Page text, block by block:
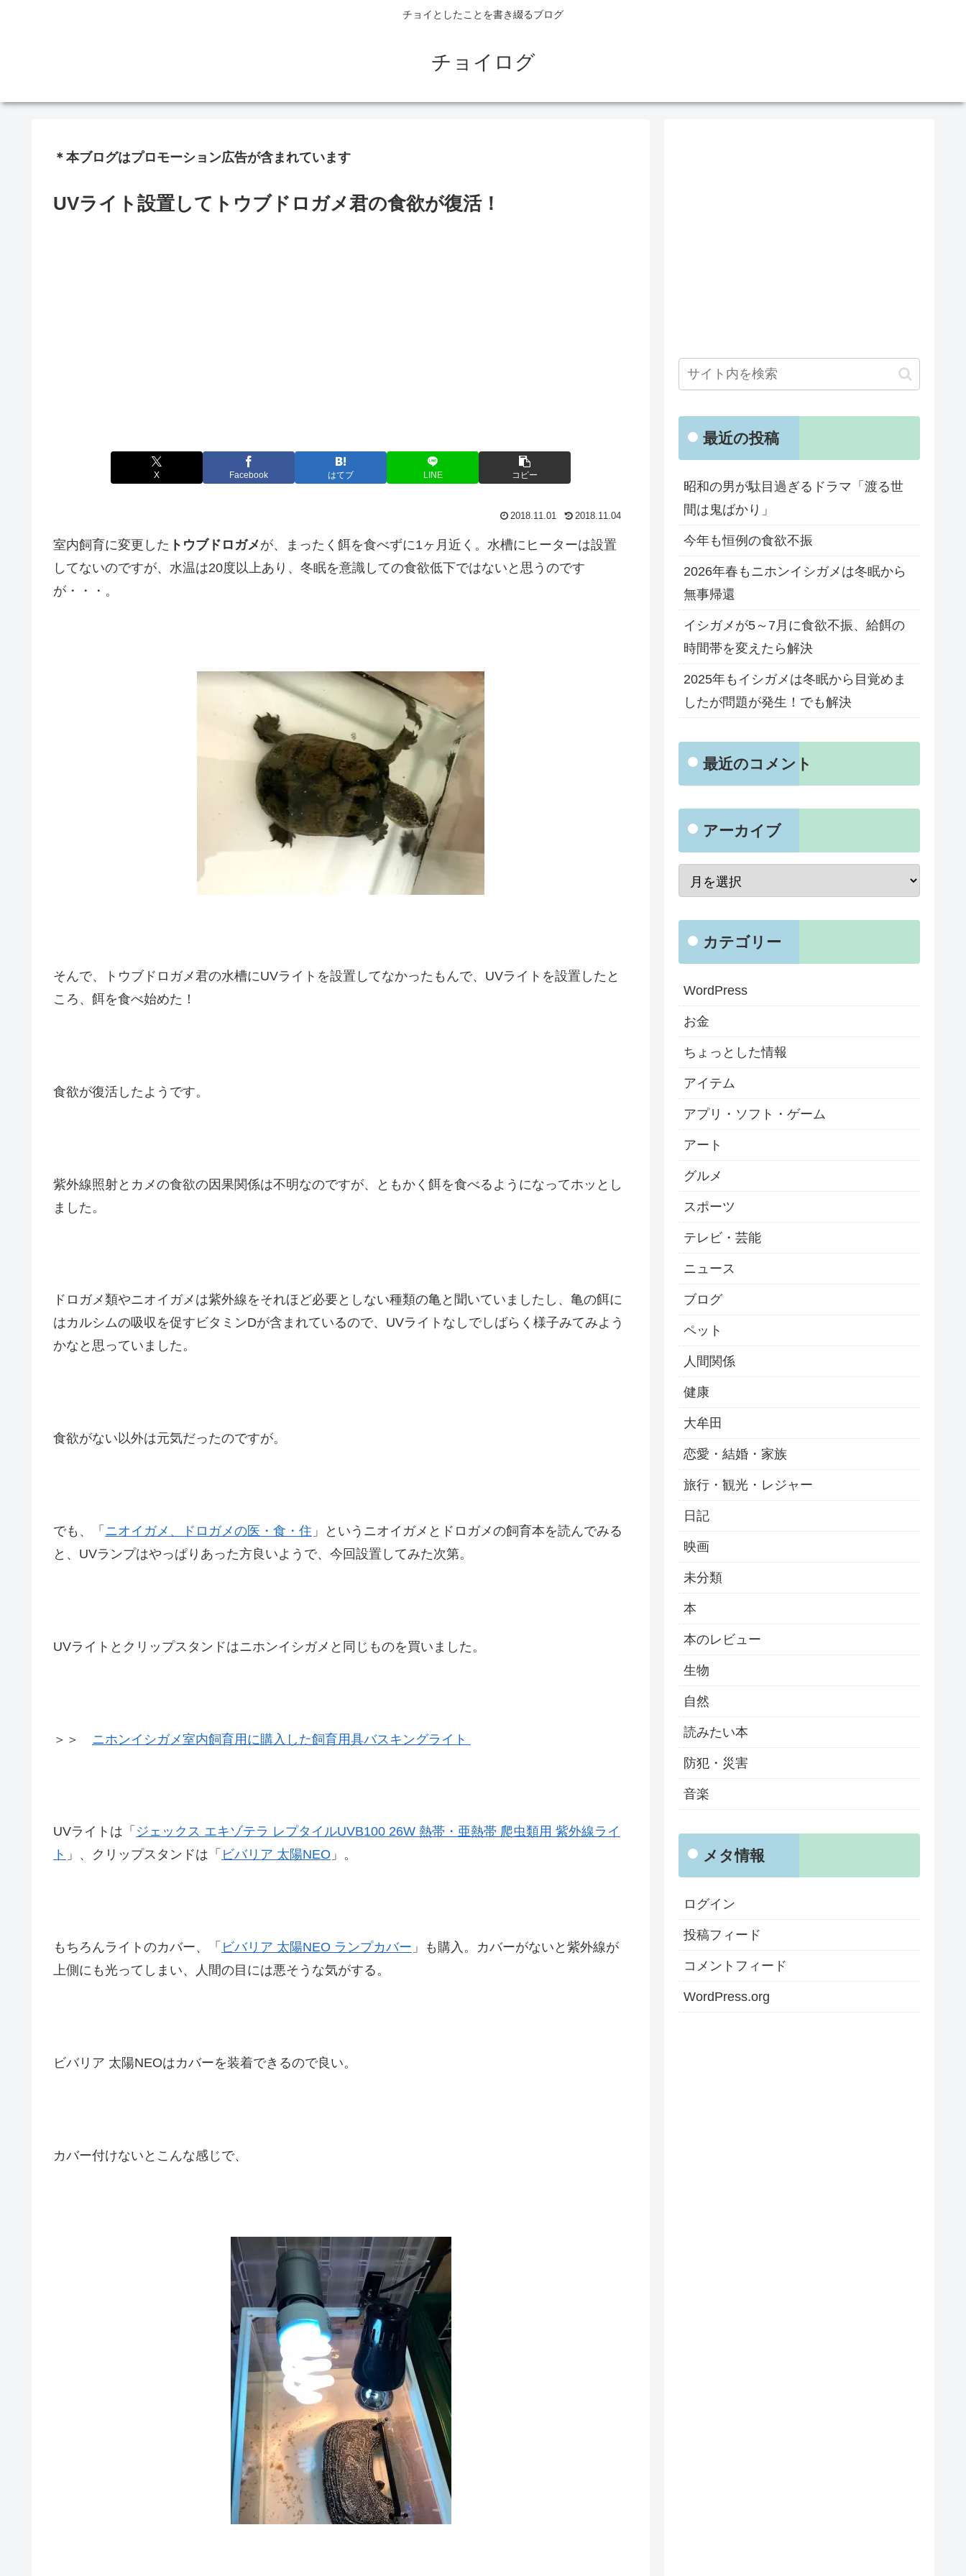
チョイとしたことを書き綴るブログ
チョイログ
＊本ブログはプロモーション広告が含まれています
UVライト設置してトウブドロガメ君の食欲が復活！
X Facebook はてブ LINE コピー
2018.11.01 2018.11.04
室内飼育に変更した トウブドロガメが、まったく餌を食べずに1ヶ月近く。水槽にヒーターは設置
してないのですが、水温は20度以上あり、冬眠を意識しての食欲低下ではないと思うのです
が・・・。
そんで、トウブドロガメ君の水槽にUVライトを設置してなかったもんで、UVライトを設置したと
ころ、餌を食べ始めた！
食欲が復活したようです。
紫外線照射とカメの食欲の因果関係は不明なのですが、ともかく餌を食べるようになってホッとし
ました。
ドロガメ類やニオイガメは紫外線をそれほど必要としない種類の亀と聞いていましたし、亀の餌に
はカルシムの吸収を促すビタミンDが含まれているので、UVライトなしでしばらく様子みてみよう
かなと思っていました。
食欲がない以外は元気だったのですが。
でも、「 ニオイガメ、ドロガメの医・食・住 」というニオイガメとドロガメの飼育本を読んでみる
と、UVランプはやっぱりあった方良いようで、今回設置してみた次第。
UVライトとクリップスタンドはニホンイシガメと同じものを買いました。
＞＞ ニホンイシガメ室内飼育用に購入した飼育用具バスキングライト
UVライトは「 ジェックス エキゾテラ レプタイルUVB100 26W 熱帯・亜熱帯 爬虫類用 紫外線ライ
ト 」、クリップスタンドは「 ビバリア 太陽NEO 」。
もちろんライトのカバー、「 ビバリア 太陽NEO ランプカバー 」も購入。カバーがないと紫外線が
上側にも光ってしまい、人間の目には悪そうな気がする。
ビバリア 太陽NEOはカバーを装着できるので良い。
カバー付けないとこんな感じで、
最近の投稿
昭和の男が駄目過ぎるドラマ「渡る世
間は鬼ばかり」
今年も恒例の食欲不振
2026年春もニホンイシガメは冬眠から
無事帰還
イシガメが5～7月に食欲不振、給餌の
時間帯を変えたら解決
2025年もイシガメは冬眠から目覚めま
したが問題が発生！でも解決
最近のコメント
アーカイブ
カテゴリー
WordPress
お金
ちょっとした情報
アイテム
アプリ・ソフト・ゲーム
アート
グルメ
スポーツ
テレビ・芸能
ニュース
ブログ
ペット
人間関係
健康
大牟田
恋愛・結婚・家族
旅行・観光・レジャー
日記
映画
未分類
本
本のレビュー
生物
自然
読みたい本
防犯・災害
音楽
メタ情報
ログイン
投稿フィード
コメントフィード
WordPress.org